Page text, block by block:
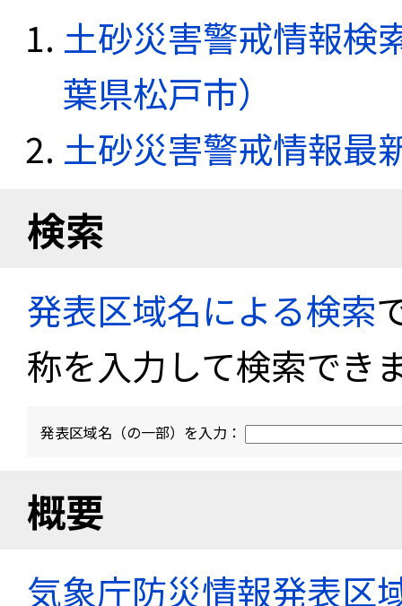
土砂災害警戒情報検
葉県松戸市）
土砂災害警戒情報最
検索
発表区域名による検索
称を入力して検索でき
発表区域名（の一部）を入力：
概要
気象庁防災情報発表区